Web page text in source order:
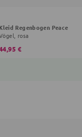
Kleid Regenbogen Peace
rosa
€